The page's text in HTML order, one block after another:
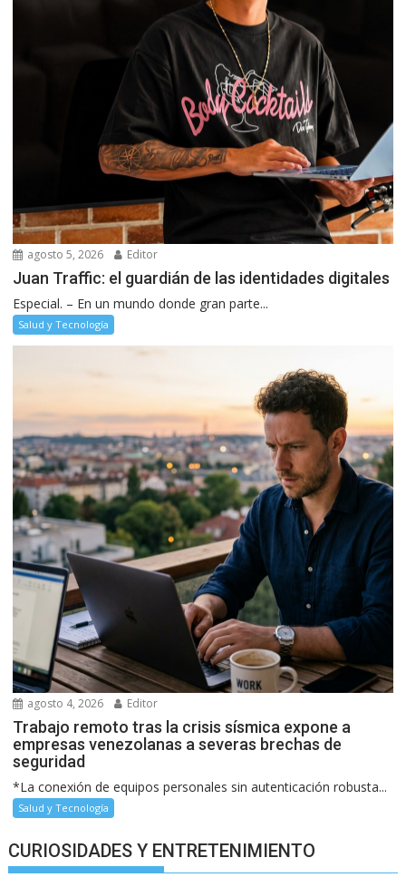
agosto 5, 2026 Editor
Juan Traffic: el guardián de las identidades digitales
Especial. – En un mundo donde gran parte...
Salud y Tecnología
agosto 4, 2026 Editor
Trabajo remoto tras la crisis sísmica expone a
empresas venezolanas a severas brechas de
seguridad
*La conexión de equipos personales sin autenticación robusta...
Salud y Tecnología
CURIOSIDADES Y ENTRETENIMIENTO